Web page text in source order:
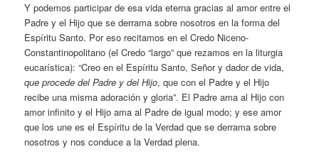
Y podemos participar de esa vida eterna gracias al amor entre el
Padre y el Hijo que se derrama sobre nosotros en la forma del
Espíritu Santo. Por eso recitamos en el Credo Niceno-
Constantinopolitano (el Credo “largo” que rezamos en la liturgia
eucarística): “Creo en el Espíritu Santo, Señor y dador de vida,
que procede del Padre y del Hijo, que con el Padre y el Hijo
recibe una misma adoración y gloria”. El Padre ama al Hijo con
amor infinito y el Hijo ama al Padre de igual modo; y ese amor
que los une es el Espíritu de la Verdad que se derrama sobre
nosotros y nos conduce a la Verdad plena.